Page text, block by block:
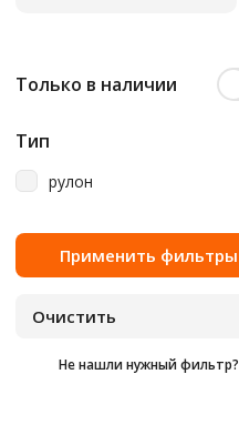
Только в наличии
Тип
рулон
Не нашли нужный фильтр?